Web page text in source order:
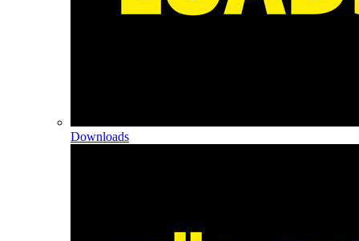
Downloads